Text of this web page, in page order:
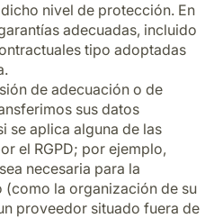
nivel de protección. En
adecuadas, incluido
tipo adoptadas
de adecuación o de
sus datos
se aplica alguna de las
el RGPD; por ejemplo,
necesaria para la
(como la organización de su
proveedor situado fuera de